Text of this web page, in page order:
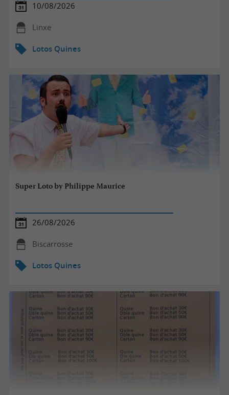
10/08/2026
Linxe
Lotos Quines
Super Loto by Philippe Maurice
26/08/2026
Biscarrosse
Lotos Quines